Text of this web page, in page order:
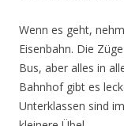
Wenn es geht,
Eisenbahn. Die
Bus, aber alles in
Bahnhof gibt es
Unterklassen sind